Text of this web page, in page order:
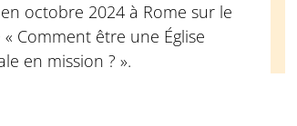
octobre 2024 à Rome sur le
Comment être une Église
en mission ? ».